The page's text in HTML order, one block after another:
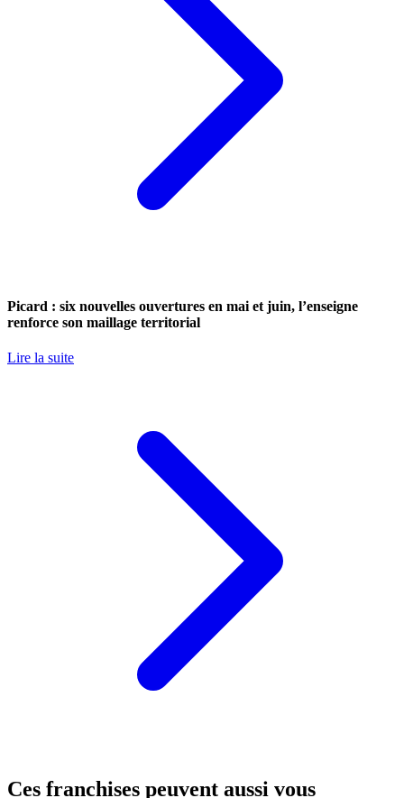
Picard : six nouvelles ouvertures en mai et juin, l’enseigne
renforce son maillage territorial
Lire la suite
Ces franchises peuvent aussi vous